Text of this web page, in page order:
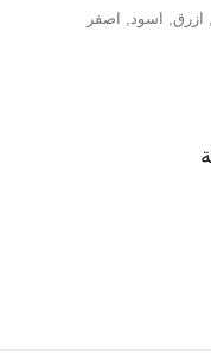
ازرق اسود اصفر